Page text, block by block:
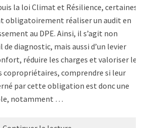
la loi Climat et Résilience, certaines
obligatoirement réaliser un audit en
au DPE. Ainsi, il s’agit non
diagnostic, mais aussi d’un levier
réduire les charges et valoriser le
copropriétaires, comprendre si leur
par cette obligation est donc une
notamment …